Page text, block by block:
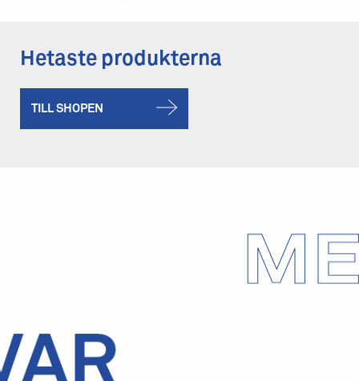
Hetaste produkterna
TILL SHOPEN